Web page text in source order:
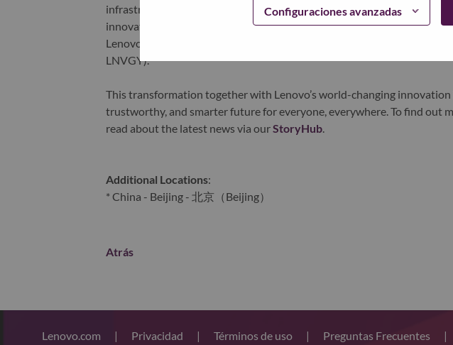
Configuraciones avanzadas
infrastructure), software, solutions, and services. Lenovo’s continued
innovation is building a more equitable, trustworthy, and smarter
Lenovo is listed on the Hong Kong stock exchange under Lenovo Group
LNVGY).
This transformation together with Lenovo’s world-changing innovation
trustworthy, and smarter future for everyone, everywhere. To find out
read about the latest news via ourStoryHub.
Additional Locations:
* China - Beijing - 北京（Beijing）
Atrás
Lenovo.com | Privacidad | Términos de uso | Preguntas Frecuentes |